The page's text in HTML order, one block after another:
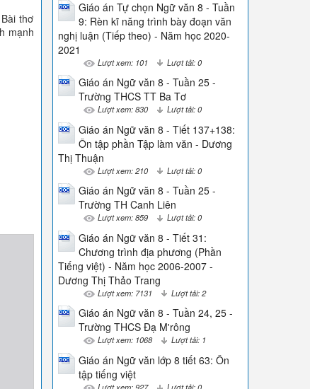
thơ
mạnh
Giáo án Tự chọn Ngữ văn 8 - Tuần
9: Rèn kĩ năng trình bày đoạn văn
nghị luận (Tiếp theo) - Năm học 2020-
2021
Lượt xem: 101 Lượt tải: 0
Giáo án Ngữ văn 8 - Tuần 25 -
Trường THCS TT Ba Tơ
Lượt xem: 830 Lượt tải: 0
Giáo án Ngữ văn 8 - Tiết 137+138:
Ôn tập phần Tập làm văn - Dương
Thị Thuận
Lượt xem: 210 Lượt tải: 0
Giáo án Ngữ văn 8 - Tuần 25 -
Trường TH Canh Liên
Lượt xem: 859 Lượt tải: 0
Giáo án Ngữ văn 8 - Tiết 31:
Chương trình địa phương (Phần
Tiếng việt) - Năm học 2006-2007 -
Dương Thị Thảo Trang
Lượt xem: 7131 Lượt tải: 2
Giáo án Ngữ văn 8 - Tuần 24, 25 -
Trường THCS Đạ M'rông
Lượt xem: 1068 Lượt tải: 1
Giáo án Ngữ văn lớp 8 tiết 63: Ôn
tập tiếng việt